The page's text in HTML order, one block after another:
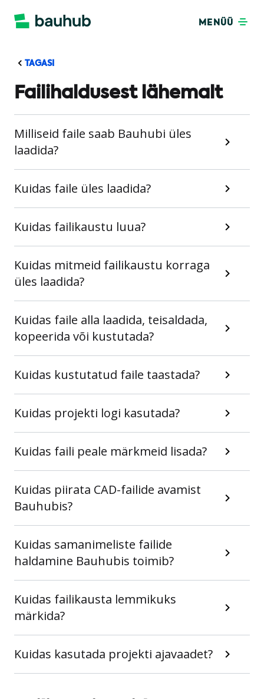
MENÜÜ
TAGASI
Failihaldusest lähemalt
Milliseid faile saab Bauhubi üles
laadida?
Kuidas faile üles laadida?
Kuidas failikaustu luua?
Kuidas mitmeid failikaustu korraga
üles laadida?
Kuidas faile alla laadida, teisaldada,
kopeerida või kustutada?
Kuidas kustutatud faile taastada?
Kuidas projekti logi kasutada?
Kuidas faili peale märkmeid lisada?
Kuidas piirata CAD-failide avamist
Bauhubis?
Kuidas samanimeliste failide
haldamine Bauhubis toimib?
Kuidas failikausta lemmikuks
märkida?
Kuidas kasutada projekti ajavaadet?